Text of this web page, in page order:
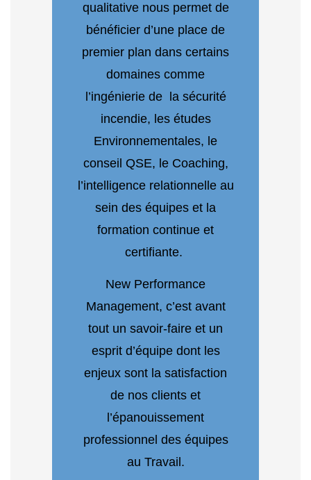
qualitative nous permet de
bénéficier d’une place de
premier plan dans certains
domaines comme
l’ingénierie de la sécurité
incendie, les études
Environnementales, le
conseil QSE, le Coaching,
l’intelligence relationnelle au
sein des équipes et la
formation continue et
certifiante.
New Performance
Management, c’est avant
tout un savoir-faire et un
esprit d’équipe dont les
enjeux sont la satisfaction
de nos clients et
l’épanouissement
professionnel des équipes
au Travail.